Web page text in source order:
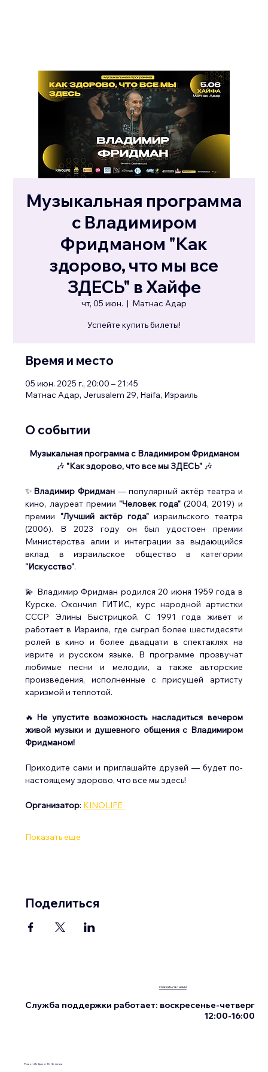
Музыкальная программа
с Владимиром
Фридманом "Как
здорово, что мы все
ЗДЕСЬ" в Хайфе
чт, 05 июн.
  |
Матнас Адар
Успейте купить билеты!
Время и место
05 июн. 2025 г., 20:00 – 21:45
Матнас Адар, Jerusalem 29, Haifa, Израиль
О событии
Музыкальная программа с Владимиром Фридманом
🎶 "Как здорово, что все мы ЗДЕСЬ" 🎶
✨ Владимир Фридман — популярный актёр театра и
кино, лауреат премии "Человек года" (2004, 2019) и
премии "Лучший актёр года" израильского театра
(2006). В 2023 году он был удостоен премии
Министерства алии и интеграции за выдающийся
"Искусство".
💫 Владимир Фридман родился 20 июня 1959 года в
Курске. Окончил ГИТИС, курс народной артистки
СССР Элины Быстрицкой. С 1991 года живёт и
работает в Израиле, где сыграл более шестидесяти
ролей в кино и более двадцати в спектаклях на
иврите и русском языке. В программе прозвучат
любимые песни и мелодии, а также авторские
произведения, исполненные с присущей артисту
харизмой и теплотой.
🔥 Не упустите возможность насладиться вечером
живой музыки и душевного общения с Владимиром
Фридманом!
Приходите сами и приглашайте друзей — будет по-
настоящему здорово, что все мы здесь!
Организатор: KINOLIFE
Показать еще
Поделиться
Ришон Ле-Цион 13, Нетания
Связаться с нами
Служба поддержки работает: воскресенье-четверг
12:00-16:00